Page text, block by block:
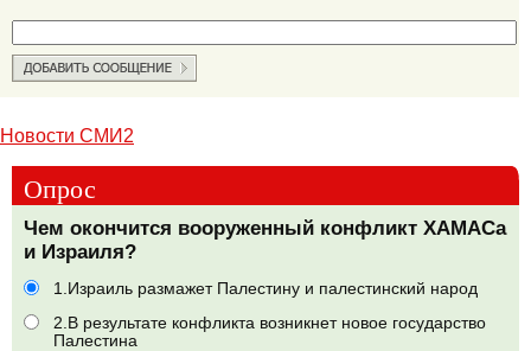
Новости СМИ2
Опрос
Чем окончится вооруженный конфликт ХАМАСа
и Израиля?
1.Израиль размажет Палестину и палестинский народ
2.В результате конфликта возникнет новое государство
Палестина